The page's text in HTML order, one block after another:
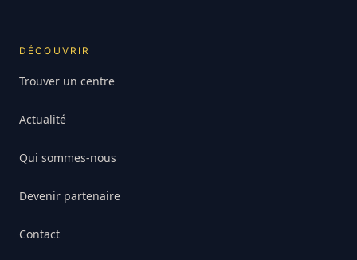
DÉCOUVRIR
Trouver un centre
Actualité
Qui sommes-nous
Devenir partenaire
Contact